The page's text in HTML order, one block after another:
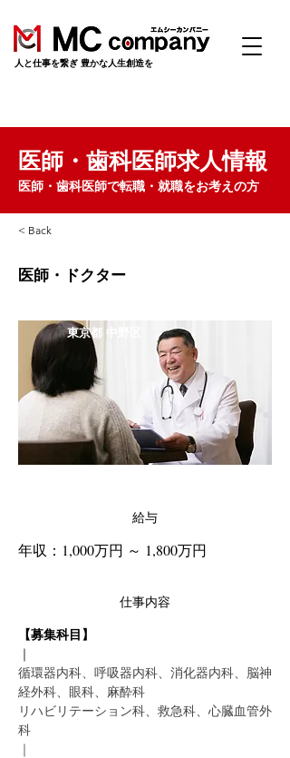
​人と仕事を繋ぎ 豊かな人生創造を
医師・歯科医師求人情報
医師・歯科医師で転職・就職をお考えの方
< Back
医師・ドクター
東京都 中野区
給与
年収：1,000万円 ～ 1,800万円
仕事内容
【募集科目】
｜
循環器内科、呼吸器内科、消化器内科、脳神
経外科、眼科、麻酔科
リハビリテーション科、救急科、心臓血管外
科
｜